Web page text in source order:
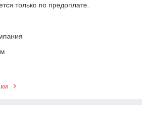
только по предоплате.